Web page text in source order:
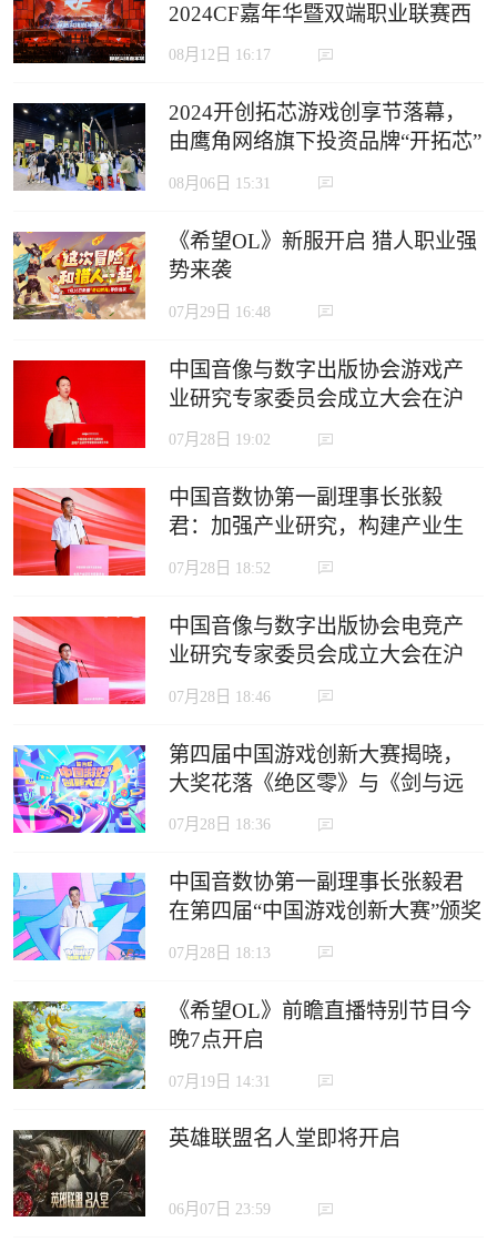
2024CF嘉年华暨双端职业联赛西
安收官
08月12日 16:17
2024开创拓芯游戏创享节落幕，
由鹰角网络旗下投资品牌“开拓芯”
举办
08月06日 15:31
《希望OL》新服开启 猎人职业强
势来袭
07月29日 16:48
中国音像与数字出版协会游戏产
业研究专家委员会成立大会在沪
召开
07月28日 19:02
中国音数协第一副理事长张毅
君：加强产业研究，构建产业生
态，推动电竞产业高质量发展
07月28日 18:52
中国音像与数字出版协会电竞产
业研究专家委员会成立大会在沪
召开
07月28日 18:46
第四届中国游戏创新大赛揭晓，
大奖花落《绝区零》与《剑与远
征：启程》
07月28日 18:36
中国音数协第一副理事长张毅君
在第四届“中国游戏创新大赛”颁奖
典礼上的致辞
07月28日 18:13
《希望OL》前瞻直播特别节目今
晚7点开启
07月19日 14:31
英雄联盟名人堂即将开启
06月07日 23:59